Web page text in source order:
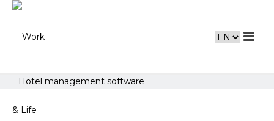
Hotel management software